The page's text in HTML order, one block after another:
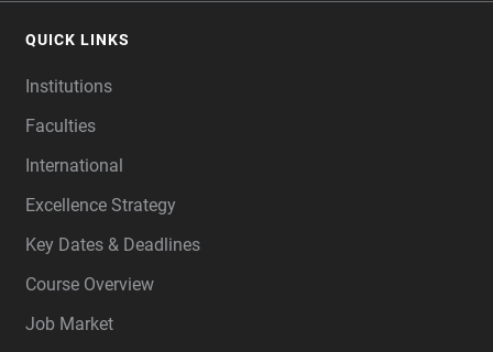
QUICK LINKS
Institutions
Faculties
International
Excellence Strategy
Key Dates & Deadlines
Course Overview
Job Market